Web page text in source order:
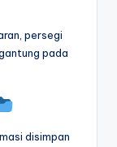
persegi
pada
disimpan